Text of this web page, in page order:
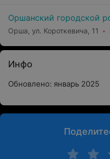
Оршанский городской
Орша, ул. Короткевича, 11
Инфо
Обновлено: январь 2025